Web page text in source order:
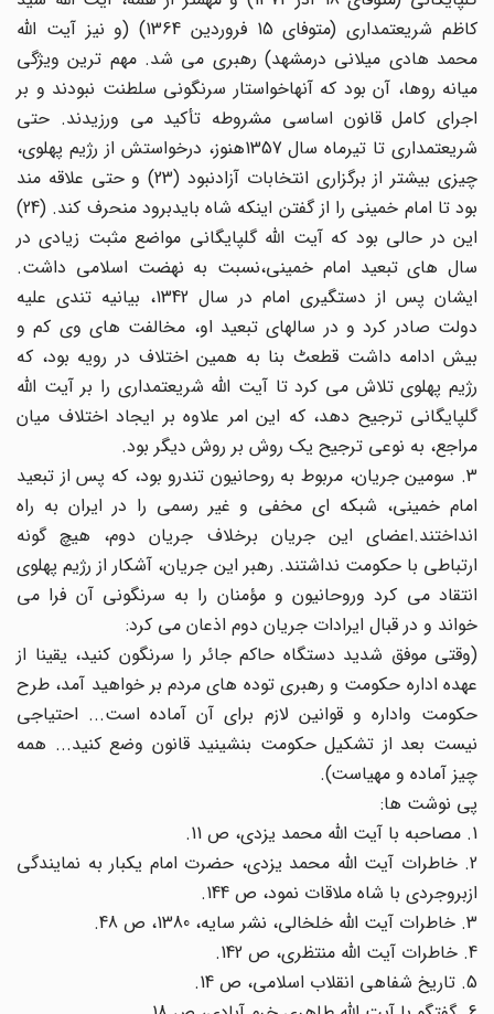
کاظم شریعتمداری (متوفای 15 فروردین 1364) (و نیز آیت الله
محمد هادی میلانی درمشهد) رهبری می شد. مهم ترین ویژگی
میانه روها، آن بود که آنهاخواستار سرنگونی سلطنت نبودند و بر
اجرای کامل قانون اساسی مشروطه تأکید می ورزیدند. حتی
شریعتمداری تا تیرماه سال 1357هنوز، درخواستش از رژیم پهلوی،
چیزی بیشتر از برگزاری انتخابات آزادنبود (23) و حتی علاقه مند
بود تا امام خمینی را از گفتن اینکه شاه بایدبرود منحرف کند. (24)
این در حالی بود که آیت الله گلپایگانی مواضع مثبت زیادی در
سال های تبعید امام خمینی،نسبت به نهضت اسلامی داشت.
ایشان پس از دستگیری امام در سال 1342، بیانیه تندی علیه
دولت صادر کرد و در سالهای تبعید او، مخالفت های وی کم و
بیش ادامه داشت قطعٹ بنا به همین اختلاف در رویه بود، که
رژیم پهلوی تلاش می کرد تا آیت الله شریعتمداری را بر آیت الله
گلپایگانی ترجیح دهد، که این امر علاوه بر ایجاد اختلاف میان
مراجع، به نوعی ترجیح یک روش بر روش دیگر بود.
3. سومین جریان، مربوط به روحانیون تندرو بود، که پس از تبعید
امام خمینی، شبکه ای مخفی و غیر رسمی را در ایران به راه
انداختند.اعضای این جریان برخلاف جریان دوم، هیچ گونه
ارتباطی با حکومت نداشتند. رهبر این جریان، آشکار از رژیم پهلوی
انتقاد می کرد وروحانیون و مؤمنان را به سرنگونی آن فرا می
خواند و در قبال ایرادات جریان دوم اذعان می کرد:
(وقتی موفق شدید دستگاه حاکم جائر را سرنگون کنید، یقینا از
عهده اداره حکومت و رهبری توده های مردم بر خواهید آمد، طرح
حکومت واداره و قوانین لازم برای آن آماده است... احتیاجی
نیست بعد از تشکیل حکومت بنشینید قانون وضع کنید... همه
چیز آماده و مهیاست).
پی نوشت ها:
2. خاطرات آیت الله محمد یزدی، حضرت امام یکبار به نمایندگی
ازبروجردی با شاه ملاقات نمود، ص 144.